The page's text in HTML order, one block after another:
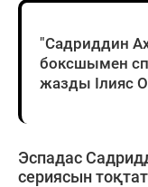
"Садриддин
боксшымен
жазды Ілияс
Эспадас
сериясын